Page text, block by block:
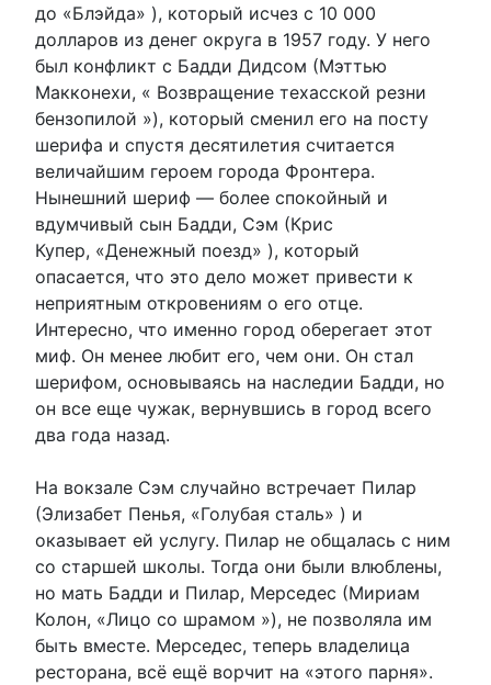
до «Блэйда» ), который исчез с 10 000
долларов из денег округа в 1957 году. У него
был конфликт с Бадди Дидсом (Мэттью
Макконехи, « Возвращение техасской резни
бензопилой »), который сменил его на посту
шерифа и спустя десятилетия считается
величайшим героем города Фронтера.
Нынешний шериф — более спокойный и
вдумчивый сын Бадди, Сэм (Крис
Купер, «Денежный поезд» ), который
опасается, что это дело может привести к
неприятным откровениям о его отце.
Интересно, что именно город оберегает этот
миф. Он менее любит его, чем они. Он стал
шерифом, основываясь на наследии Бадди, но
он все еще чужак, вернувшись в город всего
два года назад.
На вокзале Сэм случайно встречает Пилар
(Элизабет Пенья, «Голубая сталь» ) и
оказывает ей услугу. Пилар не общалась с ним
со старшей школы. Тогда они были влюблены,
но мать Бадди и Пилар, Мерседес (Мириам
Колон, «Лицо со шрамом »), не позволяла им
быть вместе. Мерседес, теперь владелица
ресторана, всё ещё ворчит на «этого парня».